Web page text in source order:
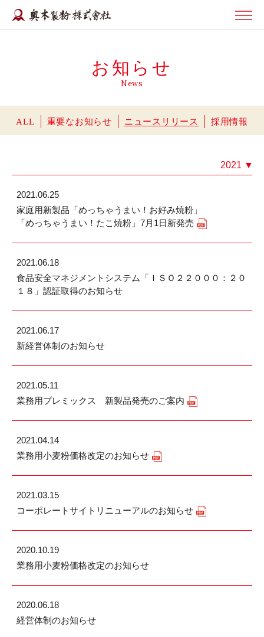
お知らせ
News
ALL 重要なお知らせ ニュースリリース 採用情報
2021 ▼
2021.06.25
家庭用新製品「めっちゃうまい！お好み焼粉」
「めっちゃうまい！たこ焼粉」7月1日新発売
2021.06.18
食品安全マネジメントシステム「ＩＳＯ２２０００：２０
１８」認証取得のお知らせ
2021.06.17
新経営体制のお知らせ
2021.05.11
業務用プレミックス 新製品発売のご案内
2021.04.14
業務用小麦粉価格改定のお知らせ
2021.03.15
コーポレートサイトリニューアルのお知らせ
2020.10.19
業務用小麦粉価格改定のお知らせ
2020.06.18
経営体制のお知らせ